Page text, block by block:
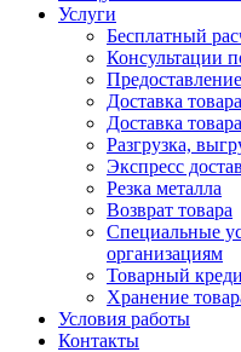
Услуги
Бесплатный
Консультации
Доставка товара
Доставка
Разгрузка,
Экспресс
Резка металла
Возврат товара
Специальные
организациям
Товарный
Хранение
Условия работы
Контакты